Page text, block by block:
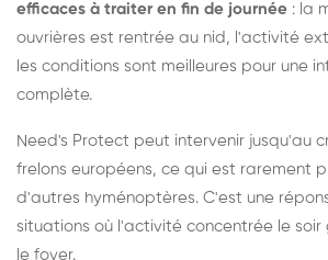
efficaces à traiter en fin de journée : la
ouvrières est rentrée au nid, l'activité
les conditions sont meilleures pour une
complète.
Need's Protect peut intervenir jusqu'au
frelons européens, ce qui est rarement
d'autres hyménoptères. C'est une
situations où l'activité concentrée le
le foyer.